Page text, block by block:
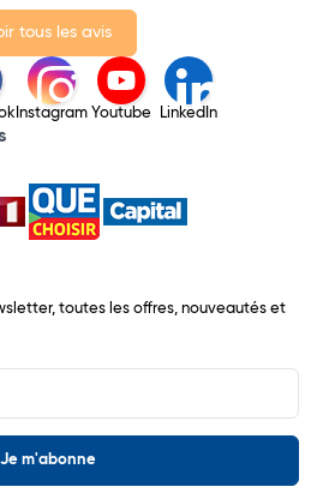
tous les avis
Instagram Youtube LinkedIn
toutes les offres, nouveautés et